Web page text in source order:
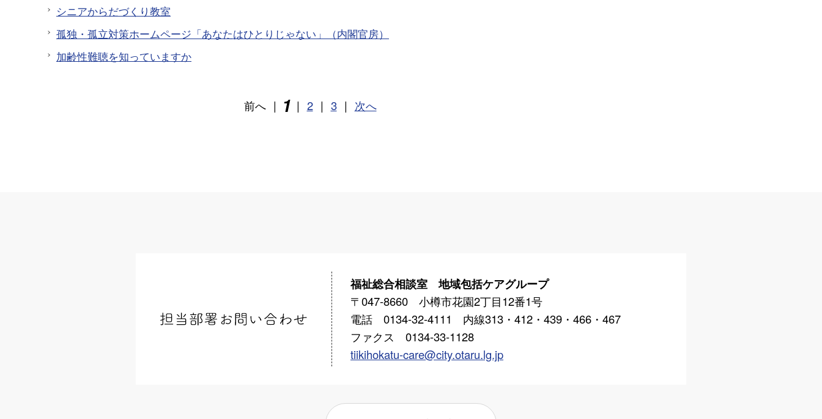
シニアからだづくり教室
孤独・孤立対策ホームページ「あなたはひとりじゃない」（内閣官房）
加齢性難聴を知っていますか
前へ | 1 | 2 | 3 | 次へ
福祉総合相談室 地域包括ケアグループ
〒047-8660 小樽市花園2丁目12番1号
電話 0134-32-4111 内線313・412・439・466・467
ファクス 0134-33-1128
tiikihokatu-care@city.otaru.lg.jp